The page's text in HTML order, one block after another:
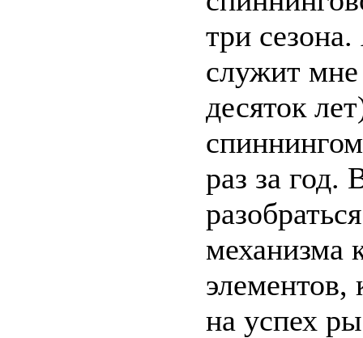
три
служит
десяток
раз за год.
механизма
элементов,
на успех